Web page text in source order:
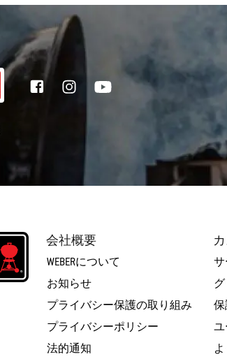
会社概要
WEBERについて
お知らせ
プライバシー保護の取り組み
プライバシーポリシー
法的通知
サ
保
ユ